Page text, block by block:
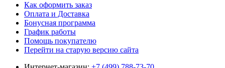
Как оформить заказ
Оплата и Доставка
Бонусная программа
График работы
Помощь покупателю
Перейти на старую версию сайта